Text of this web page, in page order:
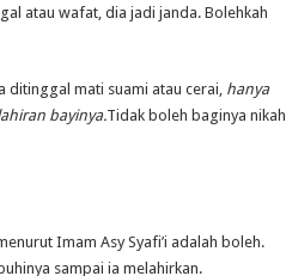
atau wafat, dia jadi janda. Bolehkah
ditinggal mati suami atau cerai, hanya
bayinya.Tidak boleh baginya nikah
Imam Asy Syafi’i adalah boleh.
sampai ia melahirkan.